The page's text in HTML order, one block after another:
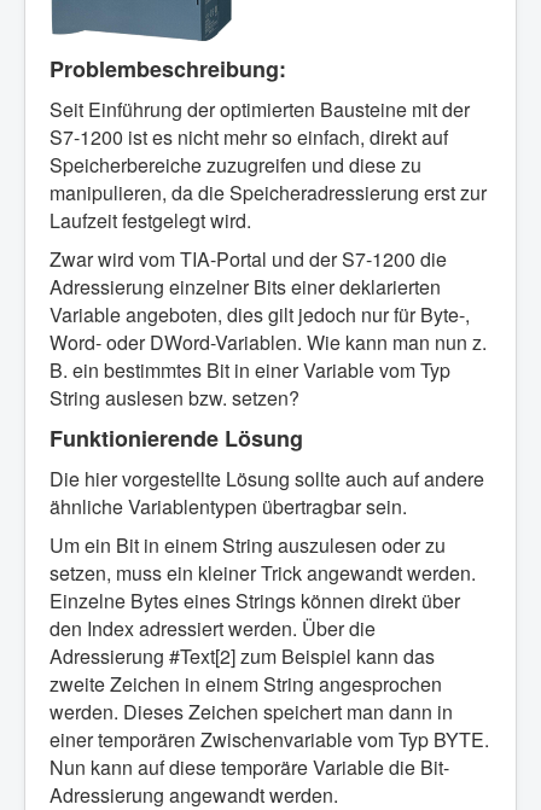
Problembeschreibung:
Seit Einführung der optimierten Bausteine mit der
S7-1200 ist es nicht mehr so einfach, direkt auf
Speicherbereiche zuzugreifen und diese zu
manipulieren, da die Speicheradressierung erst zur
Laufzeit festgelegt wird.
Zwar wird vom TIA-Portal und der S7-1200 die
Adressierung einzelner Bits einer deklarierten
Variable angeboten, dies gilt jedoch nur für Byte-,
Word- oder DWord-Variablen. Wie kann man nun z.
B. ein bestimmtes Bit in einer Variable vom Typ
String auslesen bzw. setzen?
Funktionierende Lösung
Die hier vorgestellte Lösung sollte auch auf andere
ähnliche Variablentypen übertragbar sein.
Um ein Bit in einem String auszulesen oder zu
setzen, muss ein kleiner Trick angewandt werden.
Einzelne Bytes eines Strings können direkt über
den Index adressiert werden. Über die
Adressierung #Text[2] zum Beispiel kann das
zweite Zeichen in einem String angesprochen
werden. Dieses Zeichen speichert man dann in
einer temporären Zwischenvariable vom Typ BYTE.
Nun kann auf diese temporäre Variable die Bit-
Adressierung angewandt werden.